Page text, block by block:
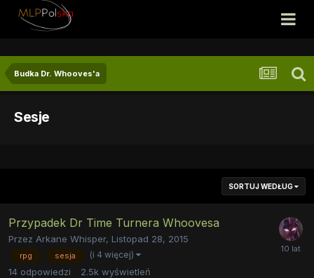
Budka Dr. Whooves'a
Sesje
SORTUJ WEDŁUG
Przypadek Dr Time Turnera Whoovesa
Przez Arkane Whisper, Listopad 28, 2015
rpg sesja (i 4 więcej)
14 odpowiedzi 2.5k wyświetleń